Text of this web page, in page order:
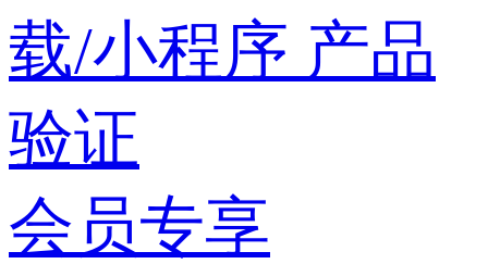
载/小程序 产品
验证
会员专享